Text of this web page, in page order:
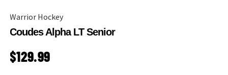
Warrior Hockey
Coudes Alpha LT Senior
PRIX HABITUEL
$129.99